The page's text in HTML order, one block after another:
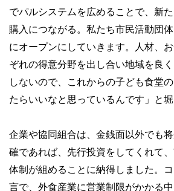
でパルシステムを広めることで、新
購入につながる。私たち市民活動団
にオープンにしていきます。人材、
ぞれの得意分野を出し合い地域を良
しないので、これからの子ども食堂
たらいいなと思っているんです」と堀
企業や協同組合は、金銭面以外でも
確であれば、先行投資をしてくれて
体制が組めることに納得しました。
言で、外食産業に営業制限がかかる